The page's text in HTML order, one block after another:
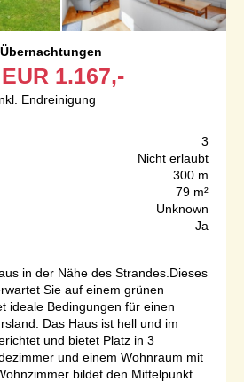
EUR 1.167,-
Endreinigung
3
Nicht erlaubt
300 m
79 m²
Unknown
Ja
in der Nähe des Strandes.Dieses
Sie auf einem grünen
ideale Bedingungen für einen
Das Haus ist hell und im
und bietet Platz in 3
und einem Wohnraum mit
bildet den Mittelpunkt